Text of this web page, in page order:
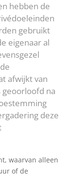
hebben de
gebruikt
eigenaar al
afwijkt van
na
deze
waarvan alleen
of de